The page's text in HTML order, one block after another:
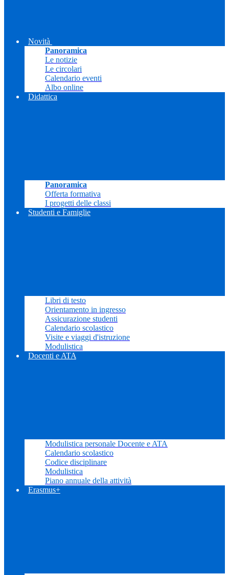
Novità
Panoramica
Le notizie
Le circolari
Calendario eventi
Albo online
Didattica
Panoramica
Offerta formativa
I progetti delle classi
Studenti e Famiglie
Libri di testo
Orientamento in ingresso
Assicurazione studenti
Calendario scolastico
Visite e viaggi d'istruzione
Modulistica
Docenti e ATA
Modulistica personale Docente e ATA
Calendario scolastico
Codice disciplinare
Modulistica
Piano annuale della attività
Erasmus+